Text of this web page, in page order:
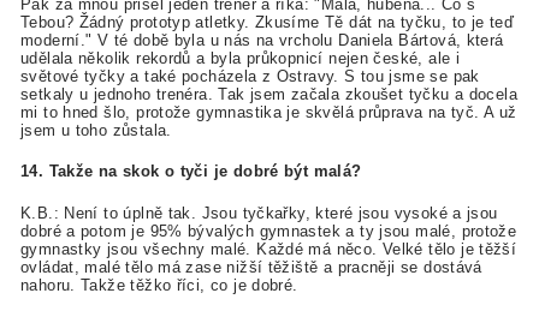
Pak za mnou přišel jeden trenér a říká: "Malá, hubená... Co s
Tebou? Žádný prototyp atletky. Zkusíme Tě dát na tyčku, to je teď
moderní." V té době byla u nás na vrcholu Daniela Bártová, která
udělala několik rekordů a byla průkopnicí nejen české, ale i
světové tyčky a také pocházela z Ostravy. S tou jsme se pak
setkaly u jednoho trenéra. Tak jsem začala zkoušet tyčku a docela
mi to hned šlo, protože gymnastika je skvělá průprava na tyč. A už
jsem u toho zůstala.
14. Takže na skok o tyči je dobré být malá?
K.B.: Není to úplně tak. Jsou tyčkařky, které jsou vysoké a jsou
dobré a potom je 95% bývalých gymnastek a ty jsou malé, protože
gymnastky jsou všechny malé. Každé má něco. Velké tělo je těžší
ovládat, malé tělo má zase nižší těžiště a pracněji se dostává
nahoru. Takže těžko říci, co je dobré.